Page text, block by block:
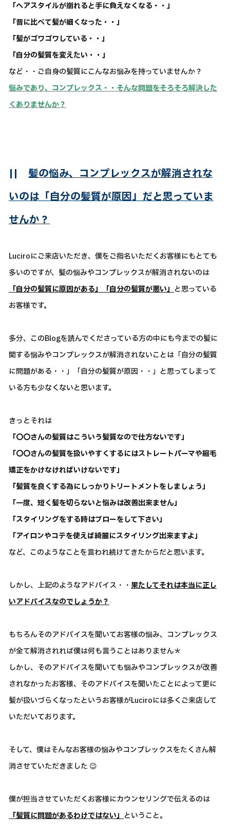
「ヘアスタイルが崩れると手に負えなくなる・・」
「昔に比べて髪が細くなった・・」
「髪がゴワゴワしている・・」
「自分の髪質を変えたい・・」
など・・ご自身の髪質にこんなお悩みを持っていませんか？
悩みであり、コンプレックス・・そんな問題をそろそろ解決した
くありませんか？
|| 髪の悩み、コンプレックスが解消されな
いのは「自分の髪質が原因」だと思っていま
せんか？
Luciroにご来店いただき、僕をご指名いただくお客様にもとても
多いのですが、髪の悩みやコンプレックスが解消されないのは
「自分の髪質に原因がある」「自分の髪質が悪い」 と思っている
お客様です。
多分、このBlogを読んでくださっている方の中にも今までの髪に
関する悩みやコンプレックスが解消されないことは「自分の髪質
に問題がある・・」「自分の髪質が原因・・」と思ってしまって
いる方も少なくないと思います。
きっとそれは
「〇〇さんの髪質はこういう髪質なので仕方ないです」
「〇〇さんの髪質を扱いやすくするにはストレートパーマや縮毛
矯正をかけなければいけないです」
「髪質を良くする為にしっかりトリートメントをしましょう」
「一度、短く髪を切らないと悩みは改善出来ません」
「スタイリングをする時はブローをして下さい」
「アイロンやコテを使えば綺麗にスタイリング出来ますよ」
など、このようなことを言われ続けてきたからだと思います。
しかし、上記のようなアドバイス・・ 果たしてそれは本当に正し
いアドバイスなのでしょうか？
もちろんそのアドバイスを聞いてお客様の悩み、コンプレックス
が全て解消されれば僕は何も言うことはありません＊
しかし、そのアドバイスを聞いても悩みやコンプレックスが改善
されなかったお客様、そのアドバイスを聞いたことによって更に
髪が扱いづらくなったというお客様がLuciroには多くご来店して
いただいております。
そして、僕はそんなお客様の悩みやコンプレックスをたくさん解
消させていただきました 😉
僕が担当させていただくお客様にカウンセリングで伝えるのは
「髪質に問題があるわけではない」 ということ。